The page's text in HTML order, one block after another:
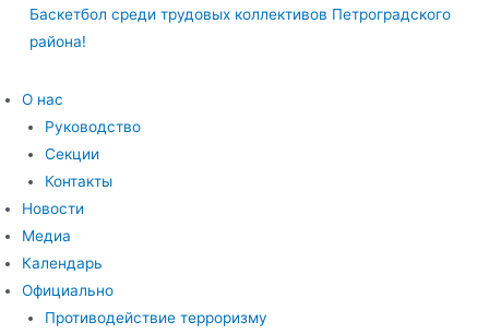
Баскетбол среди трудовых коллективов Петроградского
района!
О нас
Руководство
Секции
Контакты
Новости
Медиа
Календарь
Официально
Противодействие терроризму